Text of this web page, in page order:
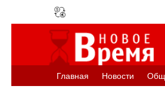
Главная Новости